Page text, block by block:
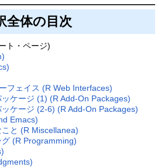
全体の目次
ト・ページ)
フェイス (R Web Interfaces)
ケージ (1) (R Add-On Packages)
ケージ (2-6) (R Add-On Packages)
Emacs)
と (R Miscellanea)
(R Programming)